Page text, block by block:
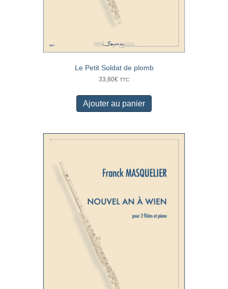
Le Petit Soldat de plomb
33,80€ TTC
Ajouter au panier